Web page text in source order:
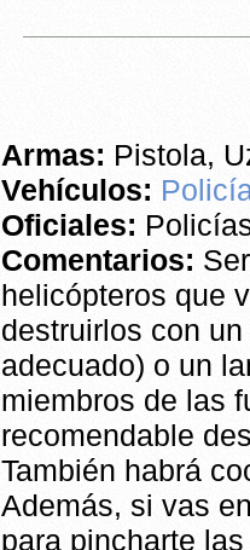
Armas: Pistola,
Vehículos:
Oficiales:
Comentarios:
helicópteros que
destruirlos con
adecuado) o un
miembros de las
recomendable
También habrá
Además, si vas
para pincharte